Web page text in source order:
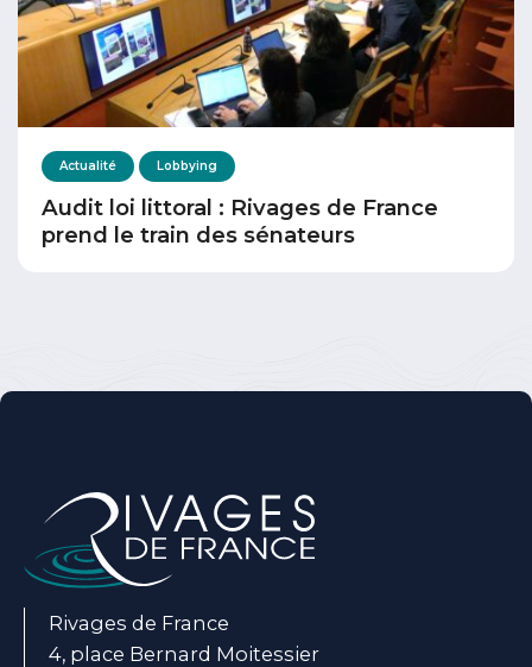
Actualité Lobbying
Audit loi littoral : Rivages de France
prend le train des sénateurs
Rivages de France
4, place Bernard Moitessier